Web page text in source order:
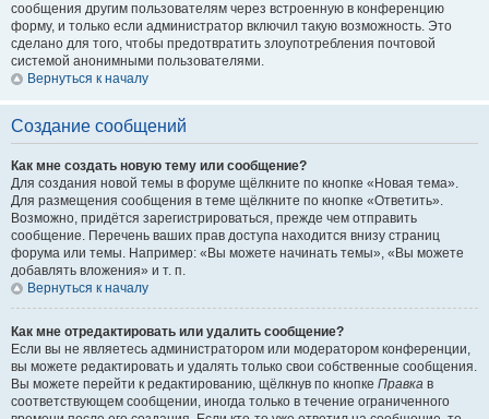
сообщения другим пользователям через встроенную в конференцию
форму, и только если администратор включил такую возможность. Это
сделано для того, чтобы предотвратить злоупотребления почтовой
системой анонимными пользователями.
Вернуться к началу
Создание сообщений
Как мне создать новую тему или сообщение?
Для создания новой темы в форуме щёлкните по кнопке «Новая тема».
Для размещения сообщения в теме щёлкните по кнопке «Ответить».
Возможно, придётся зарегистрироваться, прежде чем отправить
сообщение. Перечень ваших прав доступа находится внизу страниц
форума или темы. Например: «Вы можете начинать темы», «Вы можете
добавлять вложения» и т. п.
Вернуться к началу
Как мне отредактировать или удалить сообщение?
Если вы не являетесь администратором или модератором конференции,
вы можете редактировать и удалять только свои собственные сообщения.
Вы можете перейти к редактированию, щёлкнув по кнопке Правка в
соответствующем сообщении, иногда только в течение ограниченного